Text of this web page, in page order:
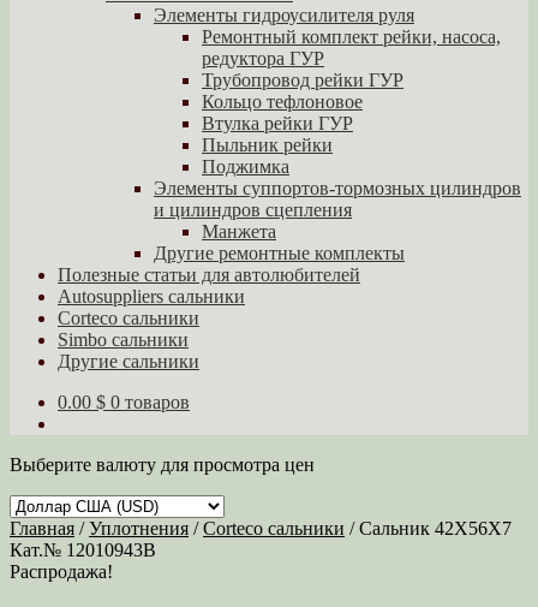
Элементы гидроусилителя руля
Ремонтный комплект рейки, насоса,
редуктора ГУР
Трубопровод рейки ГУР
Кольцо тефлоновое
Втулка рейки ГУР
Пыльник рейки
Поджимка
Элементы суппортов-тормозных цилиндров
и цилиндров сцепления
Манжета
Другие ремонтные комплекты
Полезные статьи для автолюбителей
Autosuppliers сальники
Corteco сальники
Simbo сальники
Другие сальники
0.00 $ 0 товаров
Выберите валюту для просмотра цен
Главная /Уплотнения /Corteco сальники /Сальник 42X56X7
Кат.№ 12010943B
Распродажа!